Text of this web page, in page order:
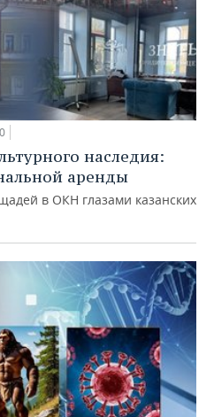
наследия:
аренды
в ОКН глазами казанских